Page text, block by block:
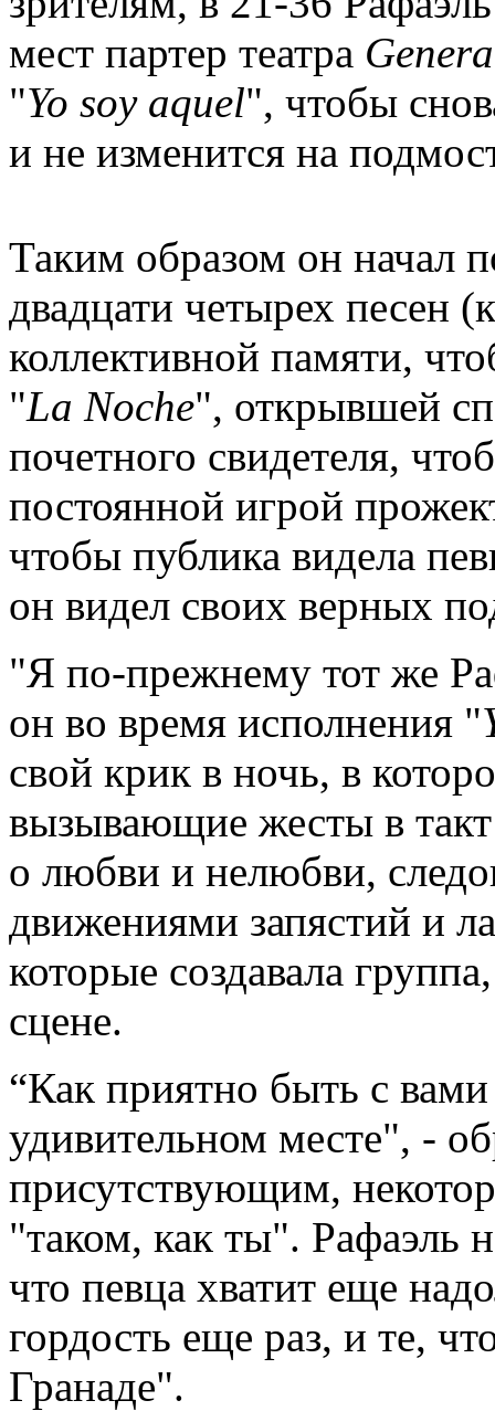
мест партер театра
"Yo soy aquel", чтобы
и не изменится на
Таким образом он начал
двадцати четырех песен
коллективной памяти,
"La Noche", открывшей
почетного свидетеля,
постоянной игрой
чтобы публика видела
он видел своих верных
"Я по-прежнему тот же
он во время исполнения "
свой крик в ночь, в
вызывающие жесты в
о любви и нелюбви,
движениями запястий и
которые создавала
сцене.
“Как приятно быть с
удивительном месте", -
присутствующим,
"таком, как ты". Рафаэль
что певца хватит еще
гордость еще раз, и те,
Гранаде".